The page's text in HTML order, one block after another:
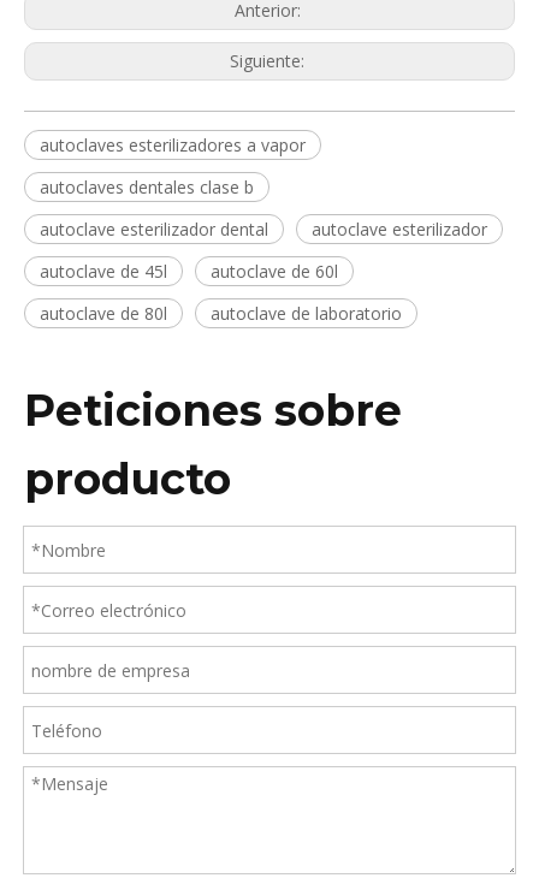
Anterior:
Siguiente:
autoclaves esterilizadores a vapor
autoclaves dentales clase b
autoclave esterilizador dental
autoclave esterilizador
autoclave de 45l
autoclave de 60l
autoclave de 80l
autoclave de laboratorio
Peticiones sobre
producto